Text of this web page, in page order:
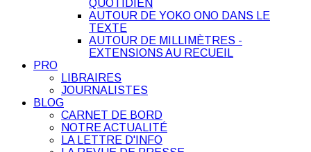
QUOTIDIEN
AUTOUR DE YOKO ONO DANS LE
TEXTE
AUTOUR DE MILLIMÈTRES -
EXTENSIONS AU RECUEIL
PRO
LIBRAIRES
JOURNALISTES
BLOG
CARNET DE BORD
NOTRE ACTUALITÉ
LA LETTRE D'INFO